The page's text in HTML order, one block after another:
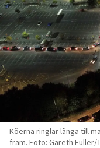
Köerna ringlar långa till
fram. Foto: Gareth Fuller/